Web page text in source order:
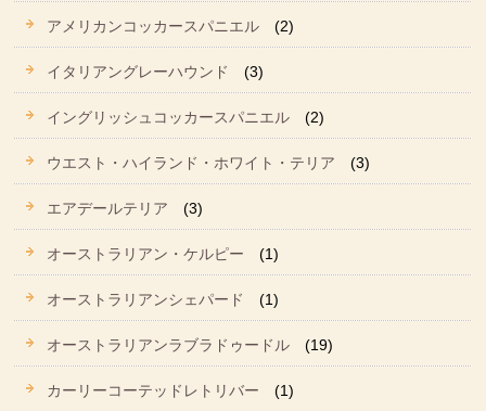
アメリカンコッカースパニエル (2)
イタリアングレーハウンド (3)
イングリッシュコッカースパニエル (2)
ウエスト・ハイランド・ホワイト・テリア (3)
エアデールテリア (3)
オーストラリアン・ケルピー (1)
オーストラリアンシェパード (1)
オーストラリアンラブラドゥードル (19)
カーリーコーテッドレトリバー (1)